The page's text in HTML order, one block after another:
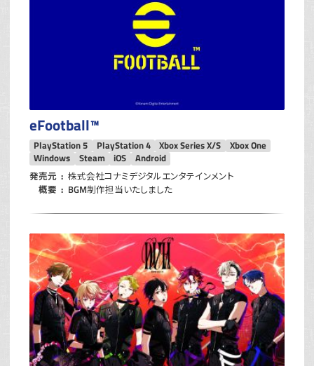
eFootball™
PlayStation 5 PlayStation 4 Xbox Series X/S
Xbox One
Windows
Steam iOS
Android
発売元
株式会社コナミデジタルエンタテインメント
概要
BGM制作担当いたしました